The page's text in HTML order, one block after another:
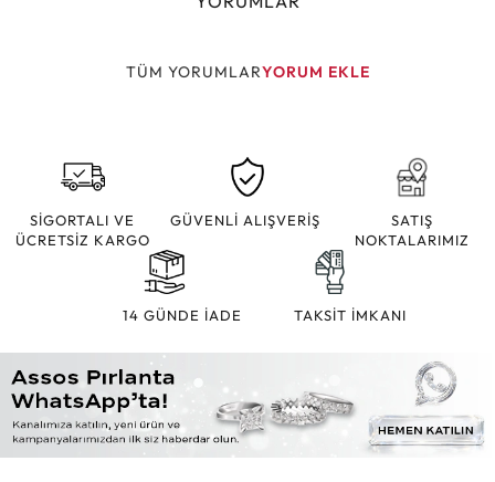
TÜM YORUMLARYORUM EKLE
SİGORTALI VE
ÜCRETSİZ KARGO
GÜVENLİ ALIŞVERİŞ
SATIŞ
NOKTALARIMIZ
14 GÜNDE İADE TAKSİT İMKANI